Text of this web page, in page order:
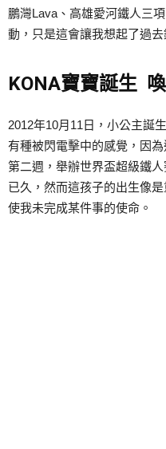
鵬灣Lava、高雄愛河鐵人三
動，只是這會讓我想起了過
KONA寶寶誕生
2012年10月11日，小公主誕
有種被閃電擊中的感覺，因
第二週，舉辦世界盃超級鐵
已久，然而這孩子的出生像
使我未完成某件事的使命。